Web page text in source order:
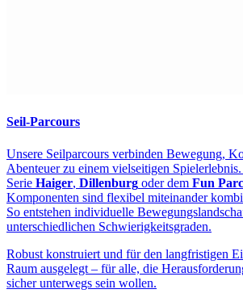
Seil-Parcours
Unsere Seilparcours verbinden Bewegung,
Abenteuer zu einem vielseitigen
Serie Haiger, Dillenburg oder dem Fun
Komponenten sind flexibel miteinander
So entstehen individuelle
unterschiedlichen Schwierigkeitsgraden.
Robust konstruiert und für den langfristigen
Raum ausgelegt – für alle, die
sicher unterwegs sein wollen.